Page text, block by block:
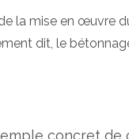
la mise en œuvre
dit, le
concret de